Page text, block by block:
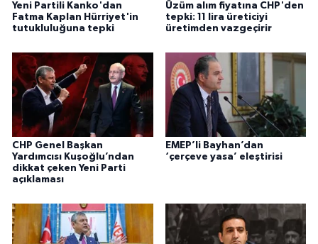
Yeni Partili Kanko'dan
Fatma Kaplan Hürriyet'in
tutukluluğuna tepki
Üzüm alım fiyatına CHP'den
tepki: 11 lira üreticiyi
üretimden vazgeçirir
CHP Genel Başkan
Yardımcısı Kuşoğlu’ndan
dikkat çeken Yeni Parti
açıklaması
EMEP’li Bayhan’dan
‘çerçeve yasa’ eleştirisi